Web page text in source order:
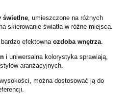
świetlne, umieszczone na różnych
skierowanie światła w różne miejsca.
efektowna ozdoba wnętrza.
i uniwersalna kolorystyka sprawiają,
aranżacyjnych.
można dostosować ją do